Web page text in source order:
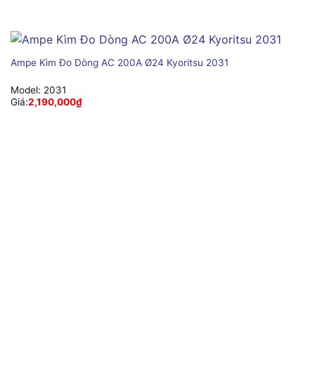
Ampe Kìm Đo Dòng AC 200A Ø24 Kyoritsu 2031
Model: 2031
Giá:2,190,000₫